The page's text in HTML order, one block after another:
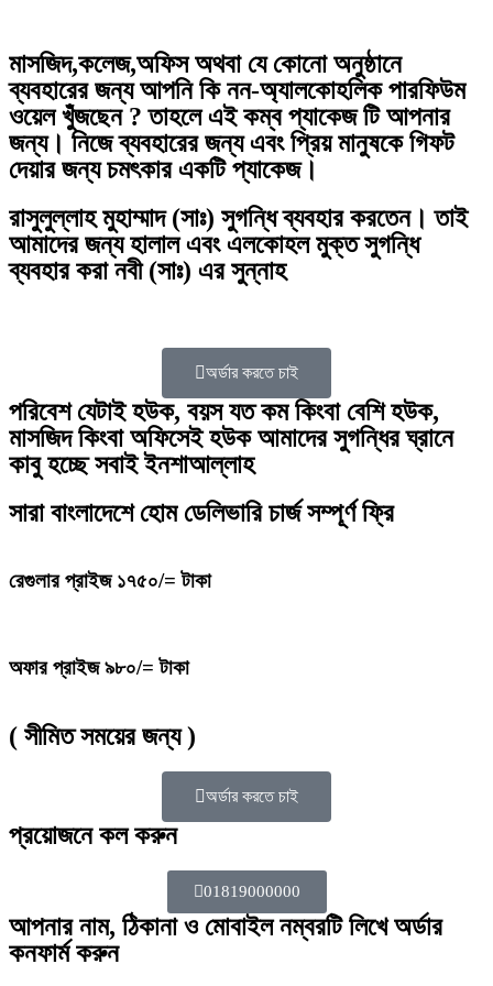
মাসজিদ,কলেজ,অফিস অথবা যে কোনো অনুষ্ঠানে
ব্যবহারের জন্য আপনি কি নন-অ্যালকোহলিক পারফিউম
ওয়েল খুঁজছেন ? তাহলে এই কম্ব প্যাকেজ টি আপনার
জন্য। নিজে ব্যবহারের জন্য এবং প্রিয় মানুষকে গিফট
দেয়ার জন্য চমৎকার একটি প্যাকেজ।
রাসুলুল্লাহ মুহাম্মাদ (সাঃ) সুগন্ধি ব্যবহার করতেন। তাই
আমাদের জন্য হালাল এবং এলকোহল মুক্ত সুগন্ধি
ব্যবহার করা নবী (সাঃ) এর সুন্নাহ
অর্ডার করতে চাই
পরিবেশ যেটাই হউক, বয়স যত কম কিংবা বেশি হউক,
মাসজিদ কিংবা অফিসেই হউক আমাদের সুগন্ধির ঘ্রানে
কাবু হচ্ছে সবাই ইনশাআল্লাহ
সারা বাংলাদেশে হোম ডেলিভারি চার্জ সম্পূর্ণ ফ্রি
রেগুলার প্রাইজ ১৭৫০/= টাকা
অফার প্রাইজ ৯৮০/= টাকা
( সীমিত সময়ের জন্য )
অর্ডার করতে চাই
প্রয়োজনে কল করুন
01819000000
আপনার নাম, ঠিকানা ও মোবাইল নম্বরটি লিখে অর্ডার
কনফার্ম করুন